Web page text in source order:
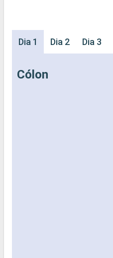
Dia 1 Dia 2 Dia 3
Cólon